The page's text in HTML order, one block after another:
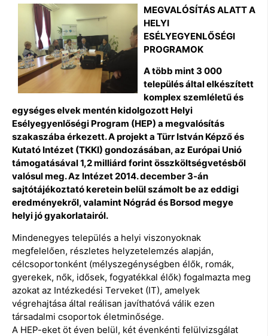
MEGVALÓSÍTÁS ALATT A
HELYI
ESÉLYEGYENLŐSÉGI
PROGRAMOK
A több mint 3 000
település által elkészített
komplex szemléletű és
egységes elvek mentén kidolgozott Helyi
Esélyegyenlőségi Program (HEP) a megvalósítás
szakaszába érkezett. A projekt a Türr István Képző és
Kutató Intézet (TKKI) gondozásában, az Európai Unió
támogatásával 1,2 milliárd forint összköltségvetésből
valósul meg. Az Intézet 2014. december 3-án
sajtótájékoztató keretein belül számolt be az eddigi
eredményekről, valamint Nógrád és Borsod megye
helyi jó gyakorlatairól.
Mindenegyes település a helyi viszonyoknak
megfelelően, részletes helyzetelemzés alapján,
célcsoportonként (mélyszegénységben élők, romák,
gyerekek, nők, idősek, fogyatékkal élők) fogalmazta meg
azokat az Intézkedési Terveket (IT), amelyek
végrehajtása által reálisan javíthatóvá válik ezen
társadalmi csoportok életminősége.
A HEP-eket öt éven belül, két évenkénti felülvizsgálat